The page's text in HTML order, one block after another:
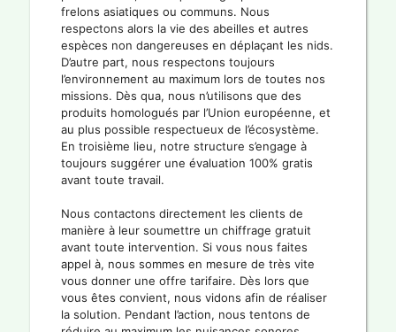
frelons asiatiques ou communs. Nous
respectons alors la vie des abeilles et autres
espèces non dangereuses en déplaçant les nids.
D’autre part, nous respectons toujours
l’environnement au maximum lors de toutes nos
missions. Dès qua, nous n’utilisons que des
produits homologués par l’Union européenne, et
au plus possible respectueux de l’écosystème.
En troisième lieu, notre structure s’engage à
toujours suggérer une évaluation 100% gratis
avant toute travail.
Nous contactons directement les clients de
manière à leur soumettre un chiffrage gratuit
avant toute intervention. Si vous nous faites
appel à, nous sommes en mesure de très vite
vous donner une offre tarifaire. Dès lors que
vous êtes convient, nous vidons afin de réaliser
la solution. Pendant l’action, nous tentons de